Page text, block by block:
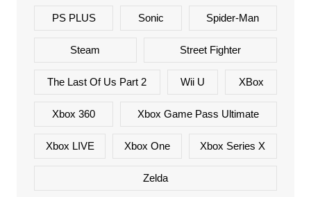
PS PLUS Sonic Spider-Man
Steam Street Fighter
The Last Of Us Part 2 Wii U XBox
Xbox 360 Xbox Game Pass Ultimate
Xbox LIVE Xbox One Xbox Series X
Zelda